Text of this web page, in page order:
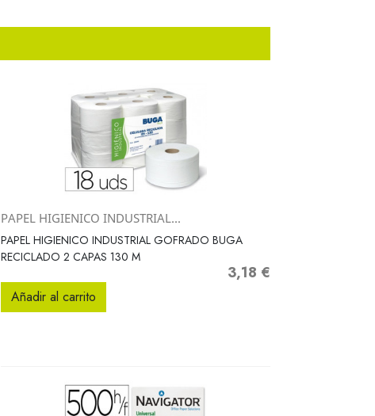
 Vista rápida
PAPEL HIGIENICO INDUSTRIAL...
PAPEL HIGIENICO INDUSTRIAL GOFRADO BUGA
RECICLADO 2 CAPAS 130 M
Precio
3,18 €
Añadir al carrito